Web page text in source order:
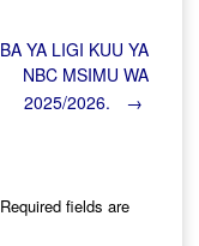
YA LIGI KUU YA
NBC MSIMU WA
2025/2026.
→
Required fields are